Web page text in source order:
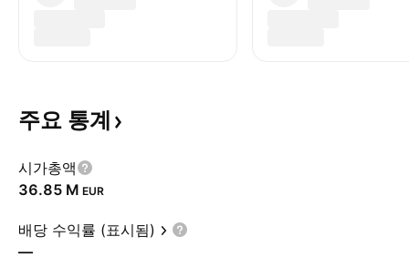
주요 통계
시가총액
‪36.85 M‬ EUR
배당 수익률 (표시됨)
—